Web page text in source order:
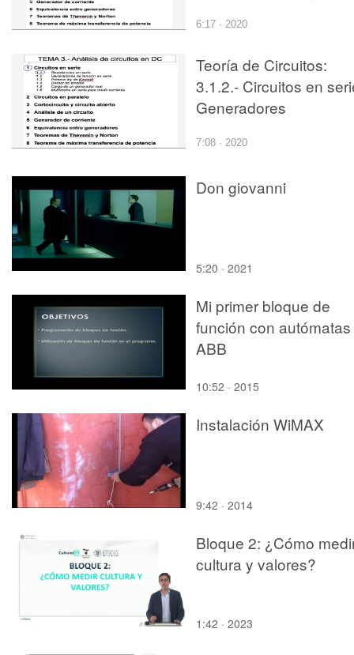
6:17 · 2020
Teoría de Circuitos:
3.1.2.- Circuitos en
Generadores
7:08 · 2020
Don giovanni
5:20 · 2021
Mi primer bloque de
función con autómatas
ABB
10:52 · 2015
Instalación WiMAX
9:42 · 2014
Bloque 2: ¿Cómo
cultura y valores?
1:42 · 2023